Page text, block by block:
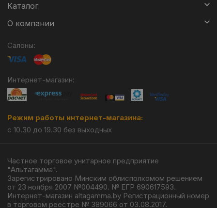
Каталог
О компании
Салоны:
Интернет-магазин:
Режим работы интернет-магазина:
с 10.30 до 19.30 без выходных
Частное торговое унитарное предприятие
"Альтагамма".
Зарегистрировано Минским облисполкомом решением
от 23 ноября 2007 №004490. № ЕГР 690617593.
Интернет-магазин altagamma.by Регистрационный номер
в торговом реестре № 389066 от 03.08.2017.